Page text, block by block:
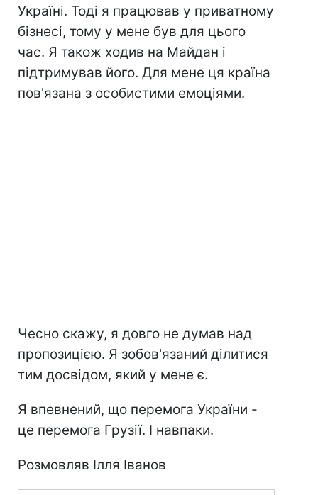
Україні. Тоді я працював у приватному
бізнесі, тому у мене був для цього
час. Я також ходив на Майдан і
підтримував його. Для мене ця країна
пов'язана з особистими емоціями.
Чесно скажу, я довго не думав над
пропозицією. Я зобов'язаний ділитися
тим досвідом, який у мене є.
Я впевнений, що перемога України -
це перемога Грузії. І навпаки.
Розмовляв Ілля Іванов